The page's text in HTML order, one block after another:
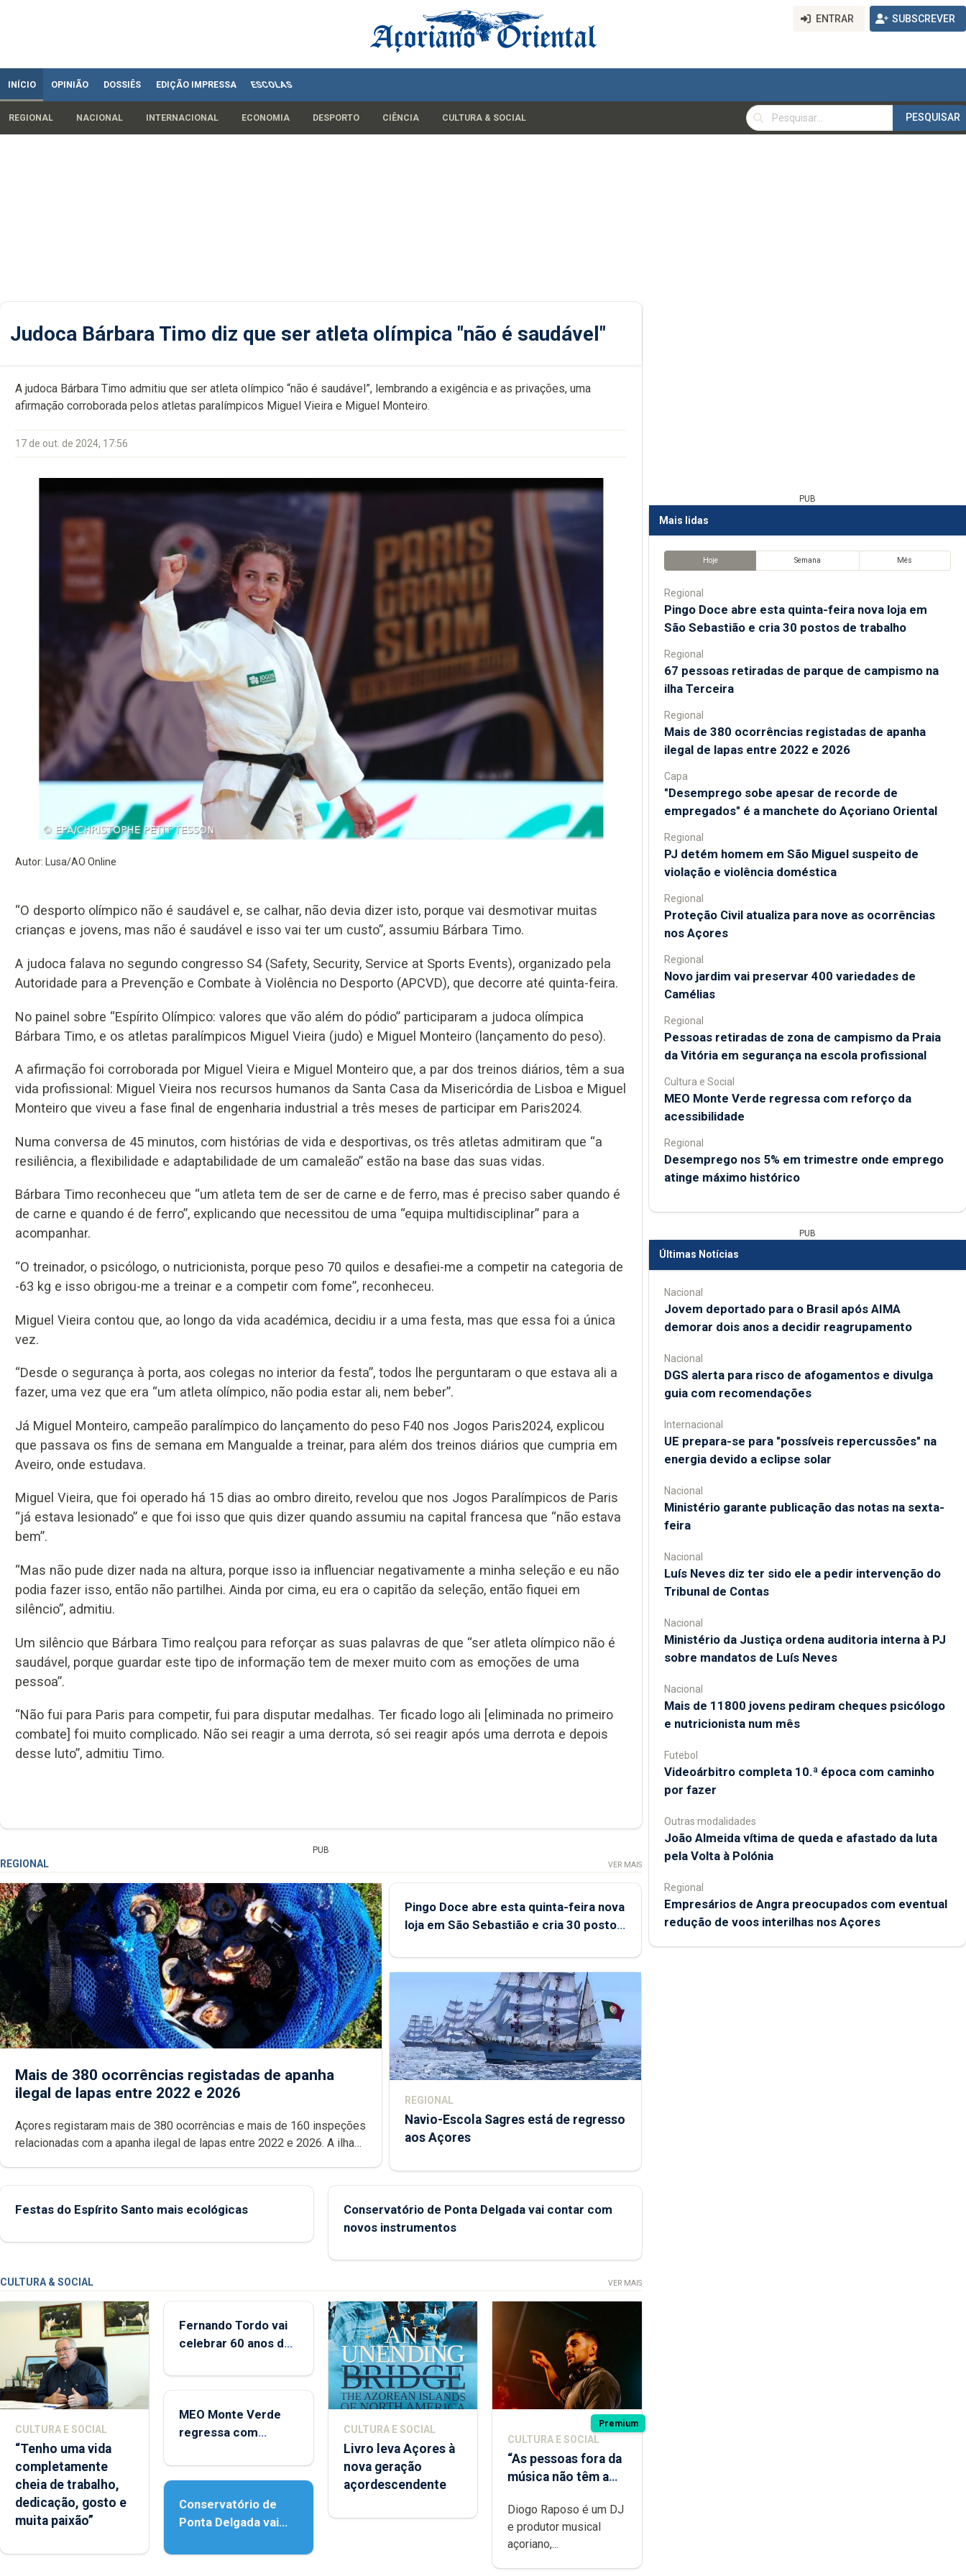
ENTRAR SUBSCREVER
INÍCIO OPINIÃO DOSSIÊS EDIÇÃO IMPRESSA ESCOLAS
REGIONAL NACIONAL INTERNACIONAL ECONOMIA DESPORTO CIÊNCIA CULTURA & SOCIAL
PESQUISAR
PESQUISAR
Judoca Bárbara Timo diz que ser atleta olímpica "não é saudável"
A judoca Bárbara Timo admitiu que ser atleta olímpico “não é saudável”, lembrando a exigência e as privações, uma
afirmação corroborada pelos atletas paralímpicos Miguel Vieira e Miguel Monteiro.
17 de out. de 2024, 17:56
Autor: Lusa/AO Online
“O desporto olímpico não é saudável e, se calhar, não devia dizer isto, porque vai desmotivar muitas
crianças e jovens, mas não é saudável e isso vai ter um custo”, assumiu Bárbara Timo.
A judoca falava no segundo congresso S4 (Safety, Security, Service at Sports Events), organizado pela
Autoridade para a Prevenção e Combate à Violência no Desporto (APCVD), que decorre até quinta-feira.
No painel sobre “Espírito Olímpico: valores que vão além do pódio” participaram a judoca olímpica
Bárbara Timo, e os atletas paralímpicos Miguel Vieira (judo) e Miguel Monteiro (lançamento do peso).
A afirmação foi corroborada por Miguel Vieira e Miguel Monteiro que, a par dos treinos diários, têm a sua
vida profissional: Miguel Vieira nos recursos humanos da Santa Casa da Misericórdia de Lisboa e Miguel
Monteiro que viveu a fase final de engenharia industrial a três meses de participar em Paris2024.
Numa conversa de 45 minutos, com histórias de vida e desportivas, os três atletas admitiram que “a
resiliência, a flexibilidade e adaptabilidade de um camaleão” estão na base das suas vidas.
Bárbara Timo reconheceu que “um atleta tem de ser de carne e de ferro, mas é preciso saber quando é
de carne e quando é de ferro”, explicando que necessitou de uma “equipa multidisciplinar” para a
acompanhar.
“O treinador, o psicólogo, o nutricionista, porque peso 70 quilos e desafiei-me a competir na categoria de
-63 kg e isso obrigou-me a treinar e a competir com fome”, reconheceu.
Miguel Vieira contou que, ao longo da vida académica, decidiu ir a uma festa, mas que essa foi a única
vez.
“Desde o segurança à porta, aos colegas no interior da festa”, todos lhe perguntaram o que estava ali a
fazer, uma vez que era “um atleta olímpico, não podia estar ali, nem beber”.
Já Miguel Monteiro, campeão paralímpico do lançamento do peso F40 nos Jogos Paris2024, explicou
que passava os fins de semana em Mangualde a treinar, para além dos treinos diários que cumpria em
Aveiro, onde estudava.
Miguel Vieira, que foi operado há 15 dias ao ombro direito, revelou que nos Jogos Paralímpicos de Paris
“já estava lesionado” e que foi isso que quis dizer quando assumiu na capital francesa que “não estava
bem”.
“Mas não pude dizer nada na altura, porque isso ia influenciar negativamente a minha seleção e eu não
podia fazer isso, então não partilhei. Ainda por cima, eu era o capitão da seleção, então fiquei em
silêncio”, admitiu.
Um silêncio que Bárbara Timo realçou para reforçar as suas palavras de que “ser atleta olímpico não é
saudável, porque guardar este tipo de informação tem de mexer muito com as emoções de uma
pessoa”.
“Não fui para Paris para competir, fui para disputar medalhas. Ter ficado logo ali [eliminada no primeiro
combate] foi muito complicado. Não sei reagir a uma derrota, só sei reagir após uma derrota e depois
desse luto”, admitiu Timo.
PUB
REGIONAL VER MAIS
Mais de 380 ocorrências registadas de apanha
ilegal de lapas entre 2022 e 2026
Açores registaram mais de 380 ocorrências e mais de 160 inspeções
relacionadas com a apanha ilegal de lapas entre 2022 e 2026. A ilha
Pingo Doce abre esta quinta-feira nova
loja em São Sebastião e cria 30 postos
REGIONAL
Navio-Escola Sagres está de regresso
aos Açores
Festas do Espírito Santo mais ecológicas
Conservatório de Ponta Delgada vai contar com
novos instrumentos
CULTURA & SOCIAL VER MAIS
CULTURA E SOCIAL
“Tenho uma vida
completamente
cheia de trabalho,
dedicação, gosto e
muita paixão”
Fernando Tordo vai
celebrar 60 anos de
Micaelense
MEO Monte Verde
regressa com
acessibilidade
Conservatório de
Ponta Delgada vai
instrumentos
CULTURA E SOCIAL
Livro leva Açores à
nova geração
açordescendente
Premium
CULTURA E SOCIAL
“As pessoas fora da
música não têm a
difícil é produzir
uma música”
Diogo Raposo é um DJ
e produtor musical
açoriano,...
PUB
Mais lidas
Hoje Semana Mês
Regional
Pingo Doce abre esta quinta-feira nova loja em
São Sebastião e cria 30 postos de trabalho
Regional
67 pessoas retiradas de parque de campismo na
ilha Terceira
Regional
Mais de 380 ocorrências registadas de apanha
ilegal de lapas entre 2022 e 2026
Capa
"Desemprego sobe apesar de recorde de
empregados" é a manchete do Açoriano Oriental
Regional
PJ detém homem em São Miguel suspeito de
violação e violência doméstica
Regional
Proteção Civil atualiza para nove as ocorrências
nos Açores
Regional
Novo jardim vai preservar 400 variedades de
Camélias
Regional
Pessoas retiradas de zona de campismo da Praia
da Vitória em segurança na escola profissional
Cultura e Social
MEO Monte Verde regressa com reforço da
acessibilidade
Regional
Desemprego nos 5% em trimestre onde emprego
atinge máximo histórico
PUB
Últimas Notícias
Nacional
Jovem deportado para o Brasil após AIMA
demorar dois anos a decidir reagrupamento
Nacional
DGS alerta para risco de afogamentos e divulga
guia com recomendações
Internacional
UE prepara-se para "possíveis repercussões" na
energia devido a eclipse solar
Nacional
Ministério garante publicação das notas na sexta-
feira
Nacional
Luís Neves diz ter sido ele a pedir intervenção do
Tribunal de Contas
Nacional
Ministério da Justiça ordena auditoria interna à PJ
sobre mandatos de Luís Neves
Nacional
Mais de 11800 jovens pediram cheques psicólogo
e nutricionista num mês
Futebol
Videoárbitro completa 10.ª época com caminho
por fazer
Outras modalidades
João Almeida vítima de queda e afastado da luta
pela Volta à Polónia
Regional
Empresários de Angra preocupados com eventual
redução de voos interilhas nos Açores